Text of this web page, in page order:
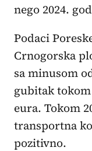
nego 2024.
Podaci
Crnogorska
sa minusom
gubitak tokom
eura. Tokom
transportna
pozitivno.